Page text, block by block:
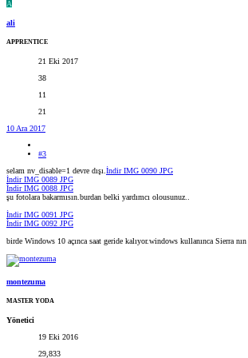
A
ali
APPRENTICE
21 Eki 2017
38
11
21
10 Ara 2017
#3
selam nv_disable=1 devre dışı. İndir IMG 0090 JPG
İndir IMG 0089 JPG
İndir IMG 0088 JPG
şu fotolara bakarmısın.burdan belki yardımcı olousunuz..
İndir IMG 0091 JPG
İndir IMG 0092 JPG
birde Windows 10 açınca saat geride kalıyor.windows kullanınca Sierra
montezuma
MASTER YODA
Yönetici
19 Eki 2016
29,833